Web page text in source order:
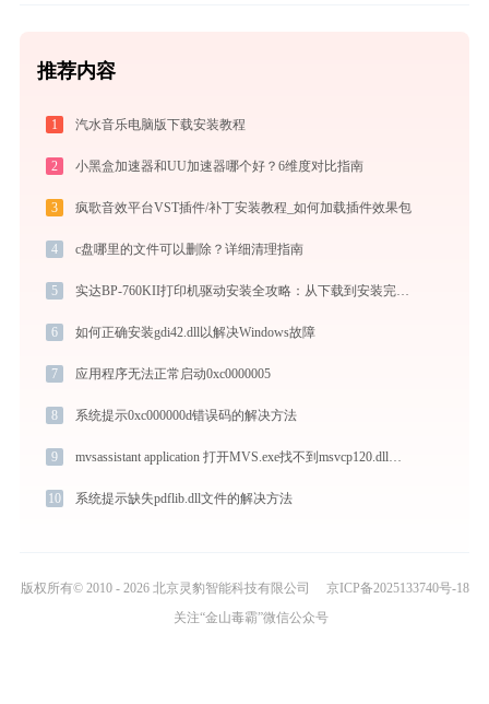
推荐内容
1 汽水音乐电脑版下载安装教程
2 小黑盒加速器和UU加速器哪个好？6维度对比指南
3 疯歌音效平台VST插件/补丁安装教程_如何加载插件效果包
4 c盘哪里的文件可以删除？详细清理指南
5 实达BP-760KII打印机驱动安装全攻略：从下载到安装完全教程
6 如何正确安装gdi42.dll以解决Windows故障
7 应用程序无法正常启动0xc0000005
8 系统提示0xc000000d错误码的解决方法
9 mvsassistant application 打开MVS.exe找不到msvcp120.dll怎么办
10 系统提示缺失pdflib.dll文件的解决方法
版权所有© 2010 - 2026 北京灵豹智能科技有限公司
京ICP备2025133740号-18
关注“金山毒霸”微信公众号